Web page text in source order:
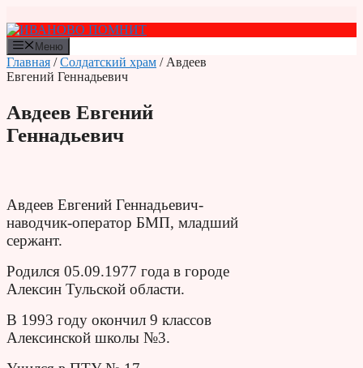
к
содержимому
Меню
Главная /Солдатский храм / Авдеев
Евгений Геннадьевич
Авдеев Евгений
Геннадьевич
Авдеев Евгений Геннадьевич-
наводчик-оператор БМП, младший
сержант.
Родился 05.09.1977 года в городе
Алексин Тульской области.
В 1993 году окончил 9 классов
Алексинской школы №3.